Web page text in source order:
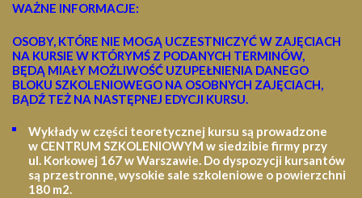
WAŻNE INFORMACJE:
OSOBY, KTÓRE NIE MOGĄ UCZESTNICZYĆ W ZAJĘCIACH
NA KURSIE W KTÓRYMŚ Z PODANYCH TERMINÓW,
BĘDĄ MIAŁY MOŻLIWOŚĆ UZUPEŁNIENIA DANEGO
BLOKU SZKOLENIOWEGO NA OSOBNYCH ZAJĘCIACH,
BĄDŹ TEŻ NA NASTĘPNEJ EDYCJI KURSU.
Wykłady w części teoretycznej kursu są prowadzone
w CENTRUM SZKOLENIOWYM w siedzibie firmy przy
ul. Korkowej 167 w Warszawie. Do dyspozycji kursantów
są przestronne, wysokie sale szkoleniowe o powierzchni
180 m2.